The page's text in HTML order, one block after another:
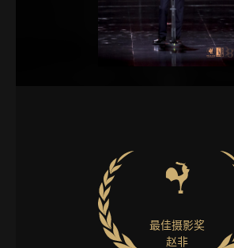
最佳摄影奖
赵非